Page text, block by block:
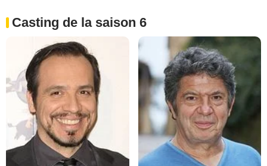
Casting de la saison 6